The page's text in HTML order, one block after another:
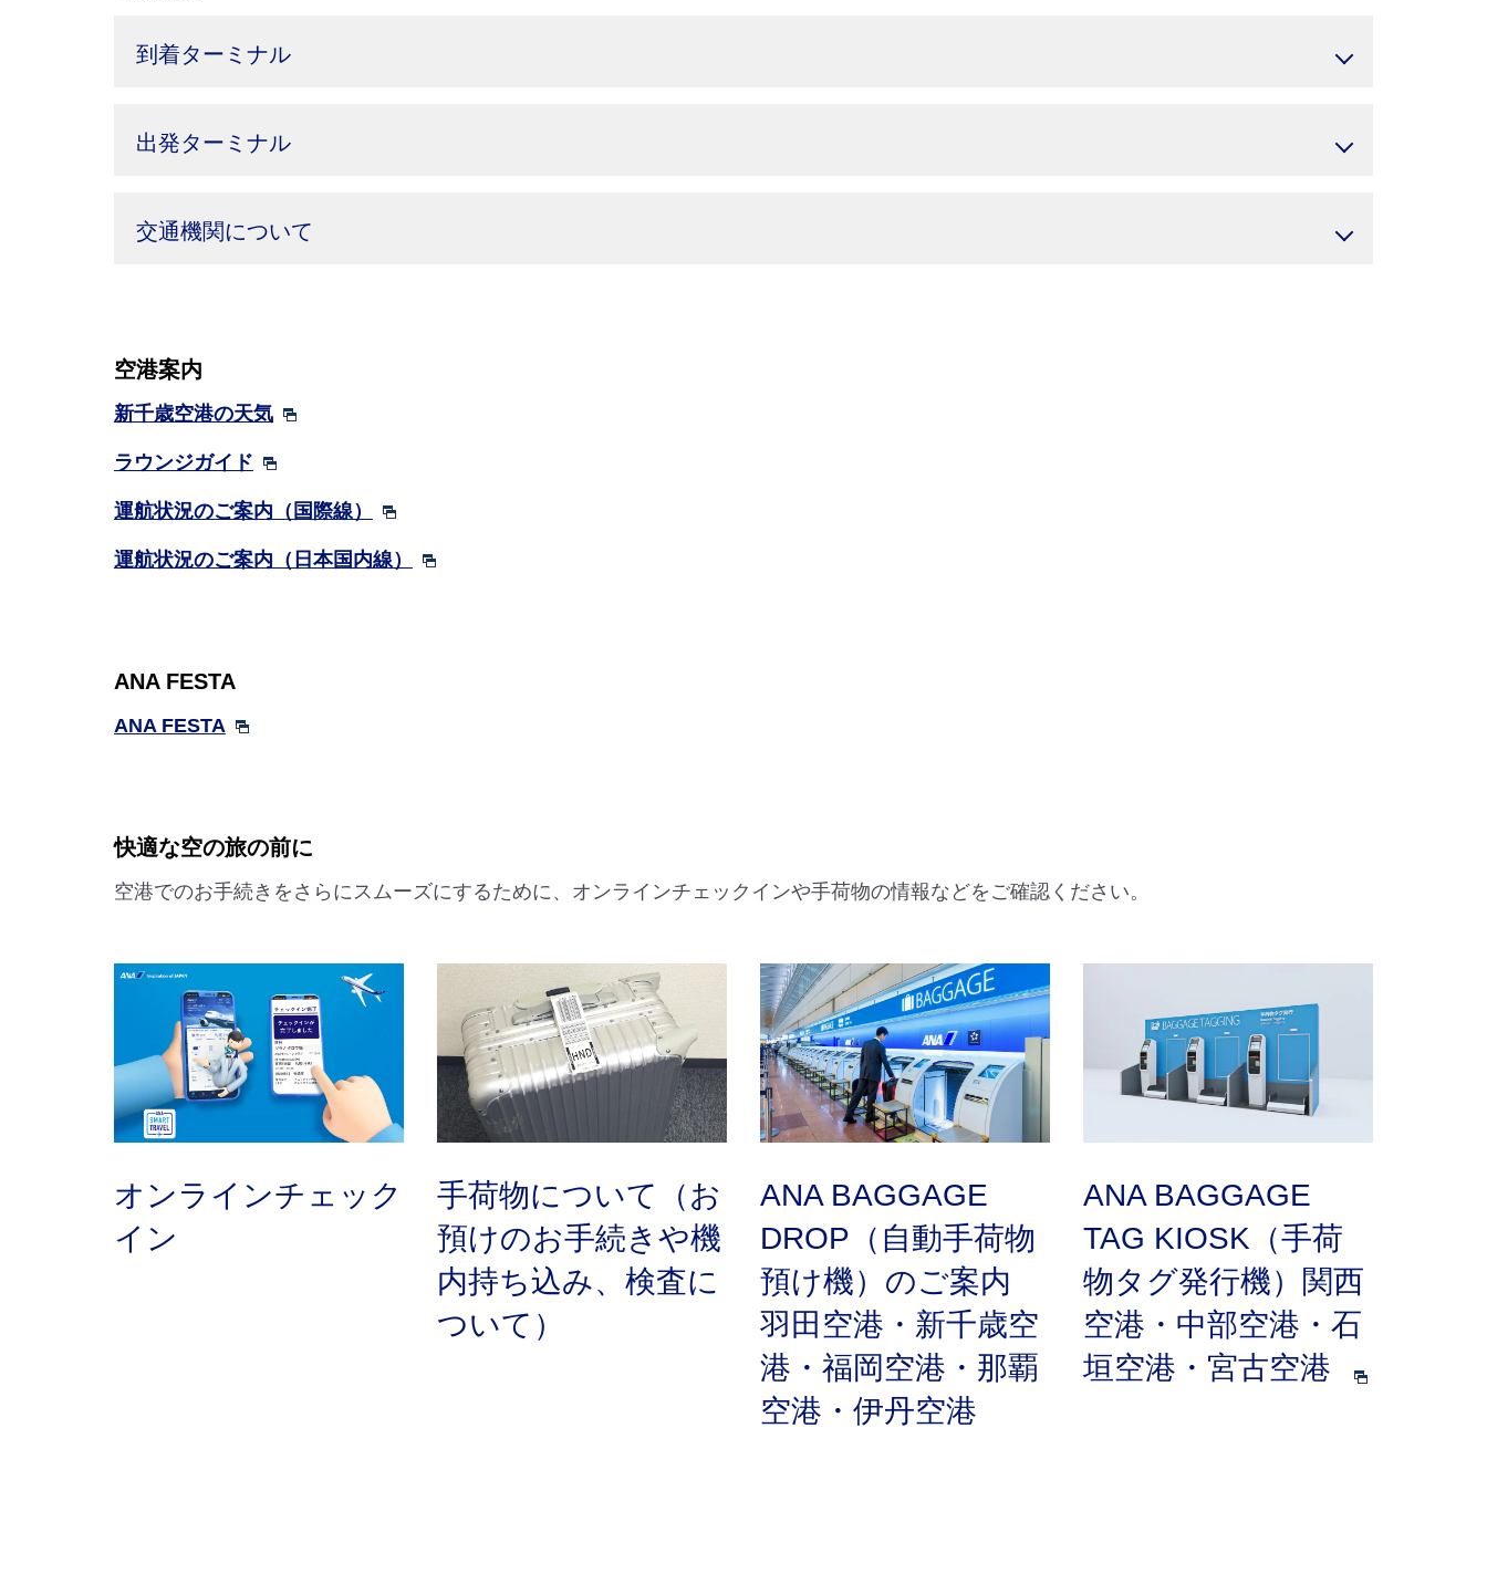
到着ターミナル
出発ターミナル
交通機関について
空港案内
新千歳空港の天気
ラウンジガイド
運航状況のご案内（国際線）
運航状況のご案内（日本国内線）
ANA FESTA
ANA FESTA
快適な空の旅の前に
空港でのお手続きをさらにスムーズにするために、オンラインチェックインや手荷物の情報などをご確認ください。
オンラインチェック
イン
手荷物について（お
預けのお手続きや機
内持ち込み、検査に
ついて）
ANA BAGGAGE
DROP（自動手荷物
預け機）のご案内
羽田空港・新千歳空
港・福岡空港・那覇
空港・伊丹空港
ANA BAGGAGE
TAG KIOSK（手荷
物タグ発行機）関西
空港・中部空港・石
垣空港・宮古空港